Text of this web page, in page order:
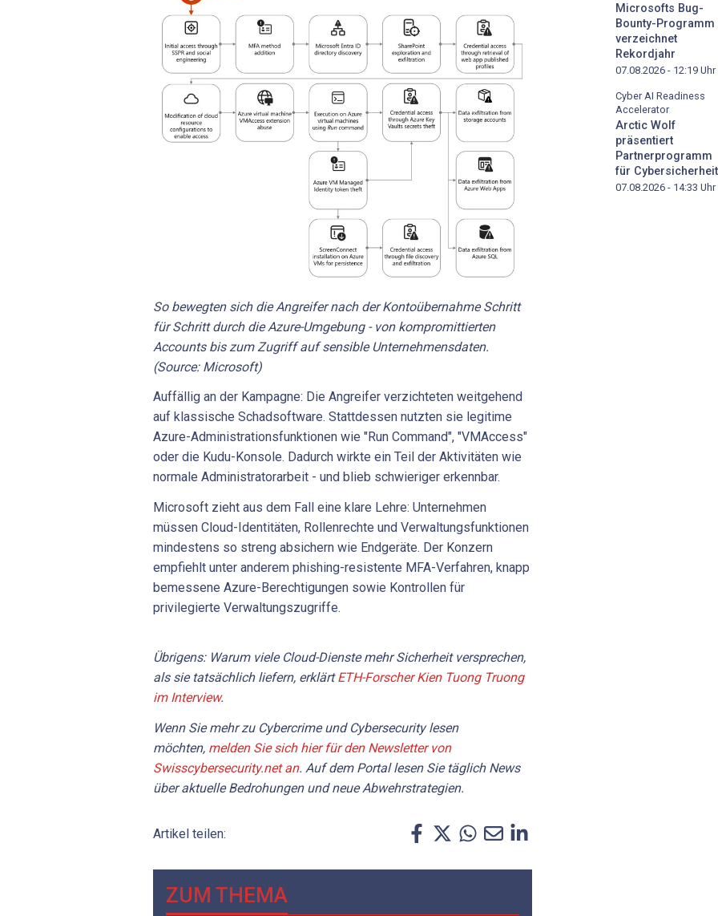
So bewegten sich die Angreifer nach der Kontoübernahme Schritt
für Schritt durch die Azure-Umgebung - von kompromittierten
Accounts bis zum Zugriff auf sensible Unternehmensdaten.
(Source: Microsoft)
Auffällig an der Kampagne: Die Angreifer verzichteten weitgehend
auf klassische Schadsoftware. Stattdessen nutzten sie legitime
Azure-Administrationsfunktionen wie "Run Command", "VMAccess"
oder die Kudu-Konsole. Dadurch wirkte ein Teil der Aktivitäten wie
normale Administratorarbeit - und blieb schwieriger erkennbar.
Microsoft zieht aus dem Fall eine klare Lehre: Unternehmen
müssen Cloud-Identitäten, Rollenrechte und Verwaltungsfunktionen
mindestens so streng absichern wie Endgeräte. Der Konzern
empfiehlt unter anderem phishing-resistente MFA-Verfahren, knapp
bemessene Azure-Berechtigungen sowie Kontrollen für
privilegierte Verwaltungszugriffe.
Übrigens: Warum viele Cloud-Dienste mehr Sicherheit versprechen,
als sie tatsächlich liefern, erklärtETH-Forscher Kien Tuong Truong
im Interview.
Wenn Sie mehr zu Cybercrime und Cybersecurity lesen
möchten, melden Sie sich hier für den Newsletter von
Swisscybersecurity.net an. Auf dem Portal lesen Sie täglich News
über aktuelle Bedrohungen und neue Abwehrstrategien.
Artikel teilen:
ZUM THEMA
Microsofts Bug-
Bounty-Programm
verzeichnet
Rekordjahr
07.08.2026 - 12:19 Uhr
Cyber AI Readiness
Accelerator
Arctic Wolf
präsentiert
Partnerprogramm
für Cybersicherheit
07.08.2026 - 14:33 Uhr